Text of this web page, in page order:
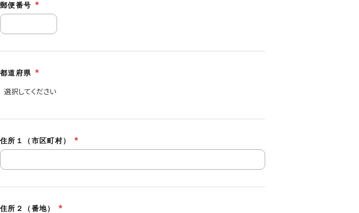
郵便番号
都道府県
住所１（市区町村）
住所２（番地）